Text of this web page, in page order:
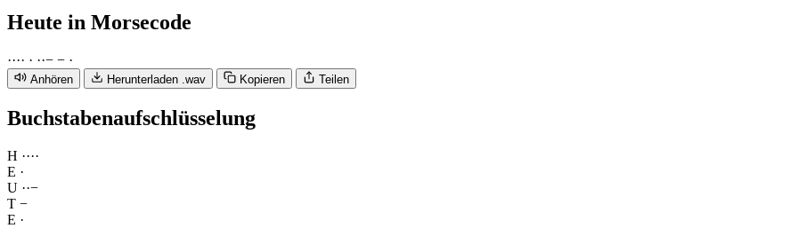
Heute in Morsecode
···· · ··− − ·
Anhören Herunterladen .wav Kopieren Teilen
Buchstabenaufschlüsselung
H ····
E ·
U ··−
T −
E ·